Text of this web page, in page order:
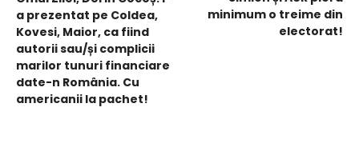
a prezentat pe Coldea,
Kovesi, Maior, ca fiind
autorii sau/și complicii
marilor tunuri financiare
date-n România. Cu
americanii la pachet!
minimum o treime din
electorat!